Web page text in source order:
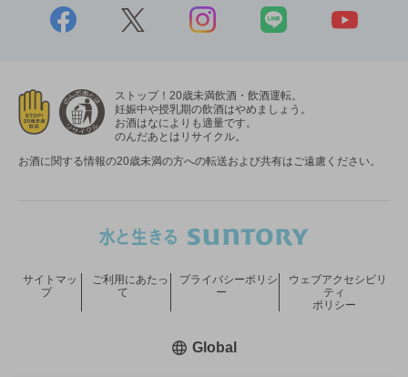
ストップ！20歳未満飲酒・飲酒運転。
妊娠中や授乳期の飲酒はやめましょう。
お酒はなによりも適量です。
のんだあとはリサイクル。
お酒に関する情報の20歳未満の方への転送および共有はご遠慮ください。
サイトマッ
プ
ご利用にあたっ
て
プライバシーポリシ
ー
ウェブアクセシビリ
ティ
ポリシー
Global新しいウィンドウで開く